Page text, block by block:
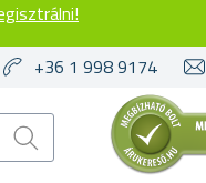
+36 1 998 9174